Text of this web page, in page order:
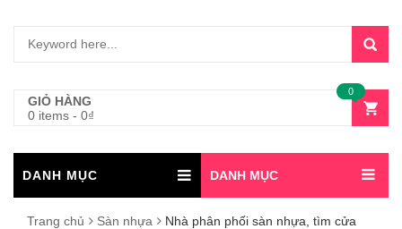
GIỎ HÀNG
0 items - 0₫
0
DANH MỤC DANH MỤC
Trang chủ Sàn nhựa
Nhà phân phối sàn nhựa, tìm cửa